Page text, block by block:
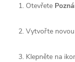
Otevřete
Vytvořte
Klepněte na